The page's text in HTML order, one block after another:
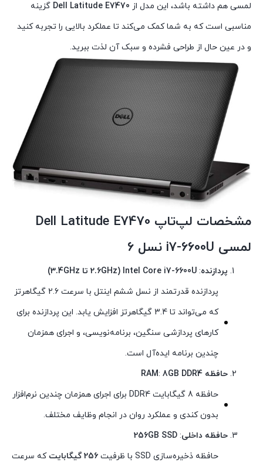
لمسی هم داشته باشد، این مدل از Dell Latitude E7470 گزینه
مناسبی است که به شما کمک می‌کند تا عملکرد بالایی را تجربه کنید
و در عین حال از طراحی فشرده و سبک آن لذت ببرید.
مشخصات لپ‌تاپ Dell Latitude E7470
لمسی i7-6600U نسل 6
پردازنده: Intel Core i7-6600U (2.6GHz تا 3.4GHz)
پردازنده قدرتمند از نسل ششم اینتل با سرعت 2.6 گیگاهرتز
که می‌تواند تا 3.4 گیگاهرتز افزایش یابد. این پردازنده برای
کارهای پردازشی سنگین، برنامه‌نویسی، و اجرای همزمان
چندین برنامه ایده‌آل است.
حافظه RAM
: 8GB DDR4
حافظه 8 گیگابایت DDR4 برای اجرای همزمان چندین نرم‌افزار
بدون کندی و عملکرد روان در انجام وظایف مختلف.
حافظه داخلی:
256GB SSD
حافظه ذخیره‌سازی SSD با ظرفیت
256 گیگابایت
که سرعت